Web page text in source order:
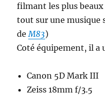
filmant les plus
tout sur une musique
de M83)
Coté équipement, il a
Canon 5D Mark III
Zeiss 18mm f/3.5